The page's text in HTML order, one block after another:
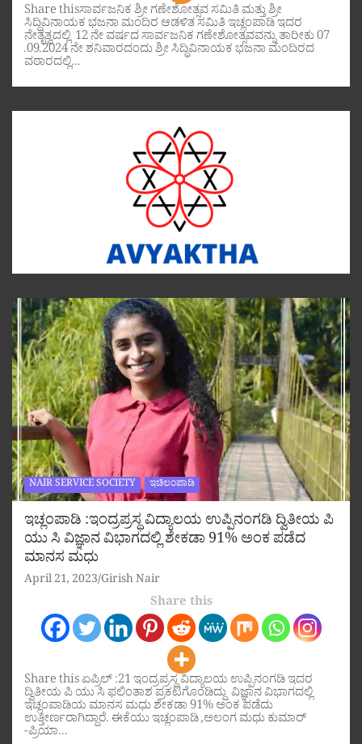
Share thisಸಾರ್ವಜನಿಕ ಶ್ರೀ ಗಣೇಶೋತ್ಸವ ಸಮಿತಿ ಮತ್ತು ಶ್ರೀ
ಸಿದ್ಧಿವಿನಾಯಕ ಭಜನಾ ಮಂದಿರ ಆಡಳಿತ ಸಮಿತಿ ಇಚ್ಲಂಪಾಡಿ ಇದರ
ನೇತೃತ್ವದಲ್ಲಿ 12 ನೇ ವರ್ಷದ ಸಾರ್ವಜನಿಕ ಗಣೇಶೋತ್ಸವವನ್ನು ತಾರೀಕು 07
.09.2024 ನೇ ಶನಿವಾರದಂದು ಶ್ರೀ ಸಿದ್ಧಿವಿನಾಯಕ ಭಜನಾ ಮಂದಿರದ
ವಠಾರದಲ್ಲಿ…
NAIR SERVICE SOCIETY ಇಚಿಲಂಪಾಡಿ
ಇಚ್ಲಂಪಾಡಿ :ಇಂದ್ರಪ್ರಸ್ಥ ವಿದ್ಯಾಲಯ ಉಪ್ಪಿನಂಗಡಿ ದ್ವಿತೀಯ ಪಿ
ಯು ಸಿ ವಿಜ್ಞಾನ ವಿಭಾಗದಲ್ಲಿ ಶೇಕಡಾ 91% ಅಂಕ ಪಡೆದ
ಮಾನಸ ಮಧು
April 21, 2023 Girish Nair
Share this
Share this ಏಪ್ರಿಲ್ :21 ಇಂದ್ರಪ್ರಸ್ಥ ವಿದ್ಯಾಲಯ ಉಪ್ಪಿನಂಗಡಿ ಇದರ
ದ್ವಿತೀಯ ಪಿ ಯು ಸಿ ಫಲಿಂತಾಶ ಪ್ರಕಟಗೊಂಡಿದ್ದು ವಿಜ್ಞಾನ ವಿಭಾಗದಲ್ಲಿ
ಇಚ್ಲಂಪಾಡಿಯ ಮಾನಸ ಮಧು ಶೇಕಡಾ 91% ಅಂಕ ಪಡೆದು
ಉತ್ತೀರ್ಣರಾಗಿದ್ದಾರೆ. ಈಕೆಯು ಇಚ್ಲಂಪಾಡಿ ,ಅಲಂಗ ಮಧು ಕುಮಾರ್
-ಪ್ರಿಯಾ…